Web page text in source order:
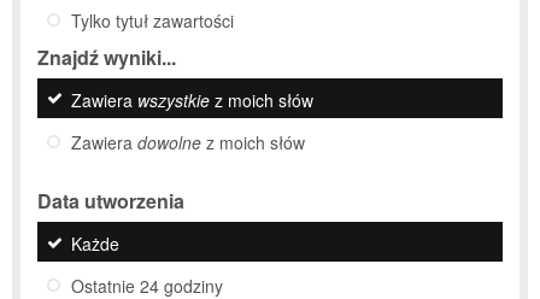
Tylko tytuł zawartości
Znajdź wyniki...
Zawiera wszystkie z moich słów
Zawiera dowolne z moich słów
Data utworzenia
Każde
Ostatnie 24 godziny